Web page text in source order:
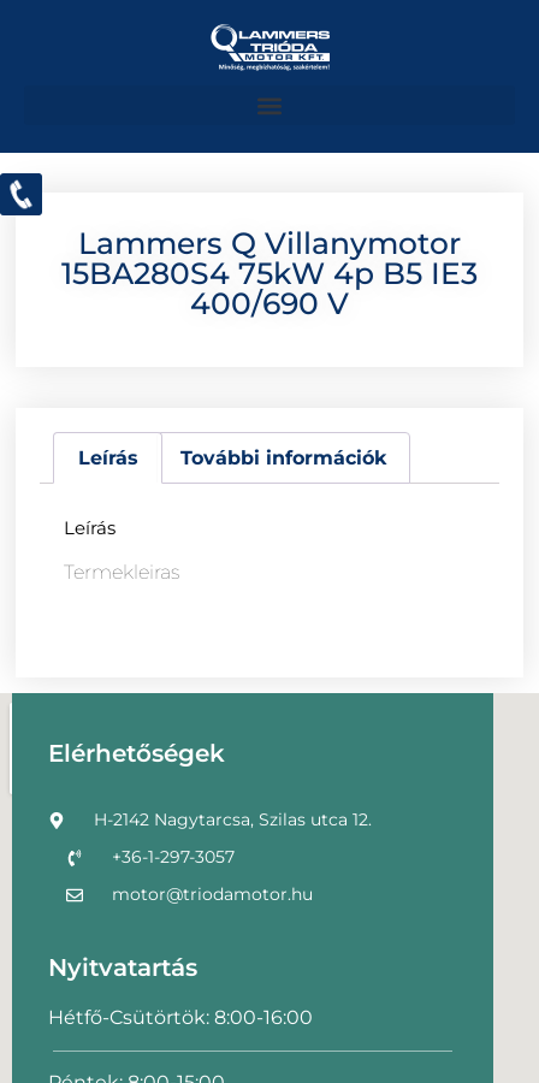
Lammers Q Villanymotor
15BA280S4 75kW 4p B5 IE3
400/690 V
Leírás További információk
Leírás
Termekleiras
Elérhetőségek
H-2142 Nagytarcsa, Szilas utca 12.
+36-1-297-3057
motor@triodamotor.hu
Nyitvatartás
Hétfő-Csütörtök: 8:00-16:00